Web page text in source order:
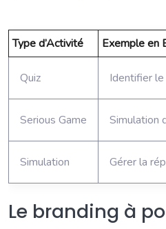
Type d’Activité Exemple en
Quiz Identifier
Serious Game Simulation
Simulation Gérer la
Le branding à